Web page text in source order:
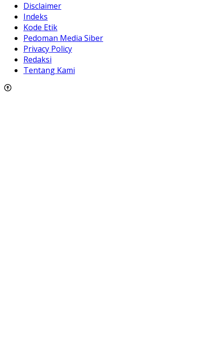
Disclaimer
Indeks
Kode Etik
Pedoman Media Siber
Privacy Policy
Redaksi
Tentang Kami